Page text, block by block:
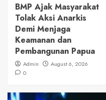
BMP Ajak Masyarakat
Tolak Aksi Anarkis
Demi Menjaga
Keamanan dan
Pembangunan Papua
Admin
August 6, 2026
0